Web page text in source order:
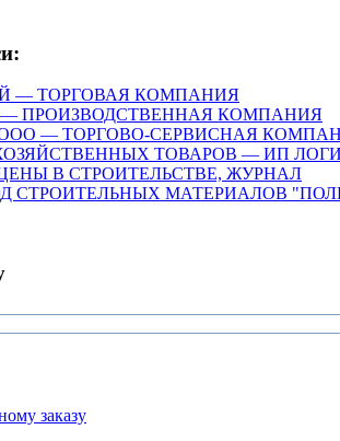
— ТОРГОВАЯ КОМПАНИЯ
ПРОИЗВОДСТВЕННАЯ КОМПАНИЯ
— ТОРГОВО-СЕРВИСНАЯ
ТОВАРОВ — ИП
В СТРОИТЕЛЬСТВЕ, ЖУРНАЛ
СТРОИТЕЛЬНЫХ МАТЕРИАЛОВ
заказу